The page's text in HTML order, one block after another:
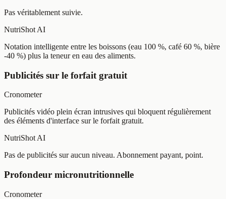
Pas véritablement suivie.
NutriShot AI
Notation intelligente entre les boissons (eau 100 %, café 60 %, bière
-40 %) plus la teneur en eau des aliments.
Publicités sur le forfait gratuit
Cronometer
Publicités vidéo plein écran intrusives qui bloquent régulièrement
des éléments d'interface sur le forfait gratuit.
NutriShot AI
Pas de publicités sur aucun niveau. Abonnement payant, point.
Profondeur micronutritionnelle
Cronometer